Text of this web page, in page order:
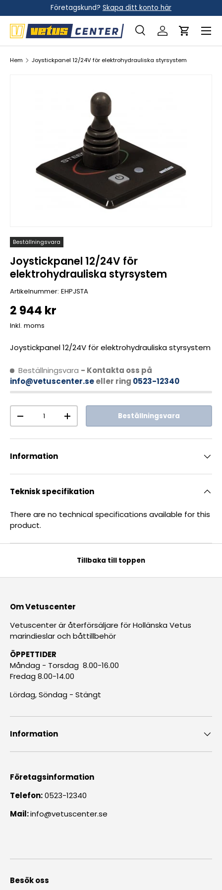
Hoppa till innehållet
Företagskund? Skapa ditt konto här
Sök
Sök Logga inVagn
Meny
Hem Joystickpanel 12/24V för elektrohydrauliska styrsystem
Beställningsvara
Joystickpanel 12/24V för
elektrohydrauliska styrsystem
Artikelnummer: EHPJSTA
2 944 kr
Inkl. moms
Joystickpanel 12/24V för elektrohydrauliska styrsystem
Beställningsvara - Kontakta oss på
info@vetuscenter.seeller ring 0523-12340
Antal
-
+ Beställningsvara
Information
Teknisk specifikation
There are no technical specifications available for this
product.
Tillbaka till toppen
Om Vetuscenter
Vetuscenter är återförsäljare för Hollänska Vetus
marindieslar och båttillbehör
ÖPPETTIDER
Måndag - Torsdag 8.00-16.00
Fredag 8.00-14.00
Lördag, Söndag - Stängt
Information
Företagsinformation
Telefon:0523-12340
Mail:info@vetuscenter.se
Besök oss